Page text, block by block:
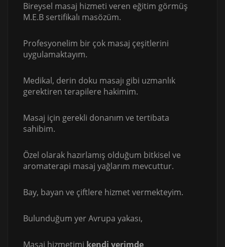
Bireysel masaj hizmeti veren eğitim görmüş
M.E.B sertifikalı masözüm.
Profesyonelim bir çok masaj çeşitlerini
uygulamaktayım.
Medikal, derin doku masajı gibi uzmanlık
gerektiren terapilere hakimim.
Masaj için gerekli donanım ve tertibata
sahibim.
Özel olarak hazırlamış olduğum bitkisel ve
aromaterapi masaj yağlarım mevcuttur.
Bay, bayan ve çiftlere hizmet vermekteyim.
Bulunduğum yer Avrupa yakası,
Masaj hizmetimi kendi yerimde